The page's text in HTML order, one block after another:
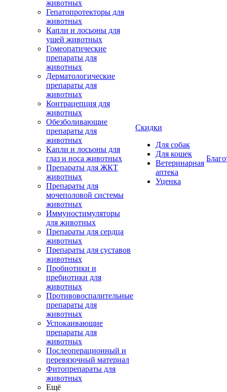
животных
Гепатопротекторы для
животных
Капли и лосьоны для
ушей животных
Гомеопатические
препараты для
животных
Дерматологические
препараты для
животных
Контрацепция для
животных
Обезболивающие
препараты для
животных
Капли и лосьоны для
глаз и носа животных
Препараты для ЖКТ
животных
Препараты для
мочеполовой системы
животных
Иммуностимуляторы
для животных
Препараты для сердца
животных
Препараты для суставов
животных
Пробиотики и
пребиотики для
животных
Противовоспалительные
препараты для
животных
Успокаивающие
препараты для
животных
Послеоперационный и
перевязочный материал
Фитопрепараты для
животных
Ещё
Скидки
Для собак
Для кошек
Ветеринарная
аптека
Уценка